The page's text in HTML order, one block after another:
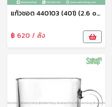
แก้วชอต 440103 (401) (2.6 oz) ไม่กล่องใน
฿ 620 / ลัง